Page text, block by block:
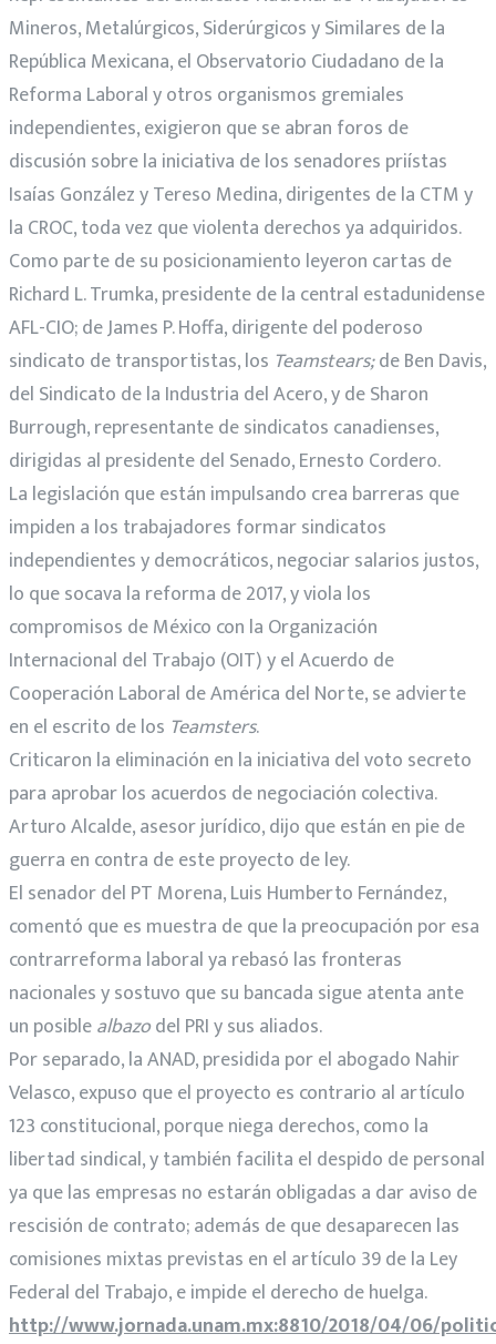
Mineros, Metalúrgicos, Siderúrgicos y Similares de la
República Mexicana, el Observatorio Ciudadano de la
Reforma Laboral y otros organismos gremiales
independientes, exigieron que se abran foros de
discusión sobre la iniciativa de los senadores priístas
Isaías González y Tereso Medina, dirigentes de la CTM y
la CROC, toda vez que violenta derechos ya adquiridos.
Como parte de su posicionamiento leyeron cartas de
Richard L. Trumka, presidente de la central estadunidense
AFL-CIO; de James P. Hoffa, dirigente del poderoso
sindicato de transportistas, los Teamstears;de Ben Davis,
del Sindicato de la Industria del Acero, y de Sharon
Burrough, representante de sindicatos canadienses,
dirigidas al presidente del Senado, Ernesto Cordero.
La legislación que están impulsando crea barreras que
impiden a los trabajadores formar sindicatos
independientes y democráticos, negociar salarios justos,
lo que socava la reforma de 2017, y viola los
compromisos de México con la Organización
Internacional del Trabajo (OIT) y el Acuerdo de
Cooperación Laboral de América del Norte, se advierte
en el escrito de los Teamsters.
Criticaron la eliminación en la iniciativa del voto secreto
para aprobar los acuerdos de negociación colectiva.
Arturo Alcalde, asesor jurídico, dijo que están en pie de
guerra en contra de este proyecto de ley.
El senador del PT Morena, Luis Humberto Fernández,
comentó que es muestra de que la preocupación por esa
contrarreforma laboral ya rebasó las fronteras
nacionales y sostuvo que su bancada sigue atenta ante
un posiblealbazodel PRI y sus aliados.
Por separado, la ANAD, presidida por el abogado Nahir
Velasco, expuso que el proyecto es contrario al artículo
123 constitucional, porque niega derechos, como la
libertad sindical, y también facilita el despido de personal
ya que las empresas no estarán obligadas a dar aviso de
rescisión de contrato; además de que desaparecen las
comisiones mixtas previstas en el artículo 39 de la Ley
Federal del Trabajo, e impide el derecho de huelga.
http://www.jornada.unam.mx:8810/2018/04/06/